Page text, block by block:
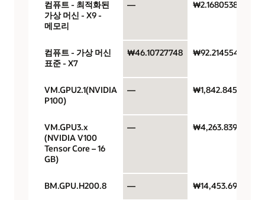
컴퓨트 - 최적화된
가상 머신 - X9 -
메모리
— ₩2.1680538
컴퓨트 - 가상 머신
표준 - X7
₩46.10727748 ₩92.21455496
VM.GPU2.1(NVIDIA
P100)
— ₩1,842.84573
VM.GPU3.x
(NVIDIA V100
Tensor Core – 16
GB)
— ₩4,263.83914
BM.GPU.H200.8 — ₩14,453.692